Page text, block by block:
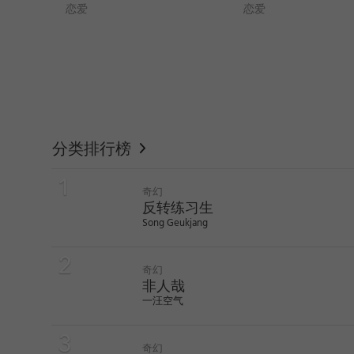
恋爱 恋爱
分类排行榜
奇幻
反转练习生
Song Geukjang
奇幻
非人哉
一汪空气
奇幻